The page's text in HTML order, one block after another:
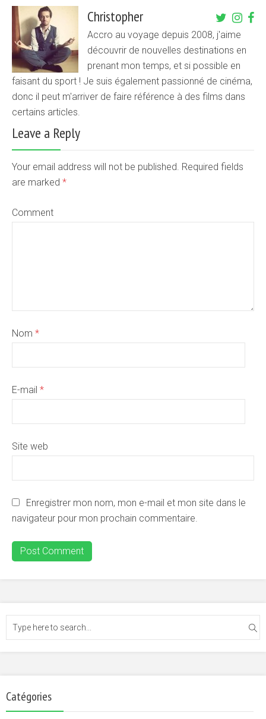
Christopher
Accro au voyage depuis 2008, j'aime
découvrir de nouvelles destinations en
prenant mon temps, et si possible en
faisant du sport ! Je suis également passionné de cinéma,
donc il peut m'arriver de faire référence à des films dans
certains articles.
Leave a Reply
Your email address will not be published. Required fields
are marked *
Comment
Nom *
E-mail *
Site web
Enregistrer mon nom, mon e-mail et mon site dans le
navigateur pour mon prochain commentaire.
Catégories